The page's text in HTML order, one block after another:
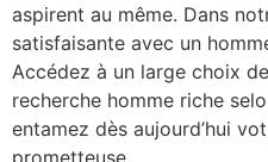
aspirent au même. Dans
satisfaisante avec un
Accédez à un large choix
recherche homme riche
entamez dès aujourd’hui
prometteuse.